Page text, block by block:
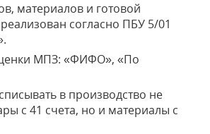
материалов и готовой
согласно ПБУ 5/01
МПЗ: «ФИФО», «По
в производство не
с 41 счета, но и материалы с